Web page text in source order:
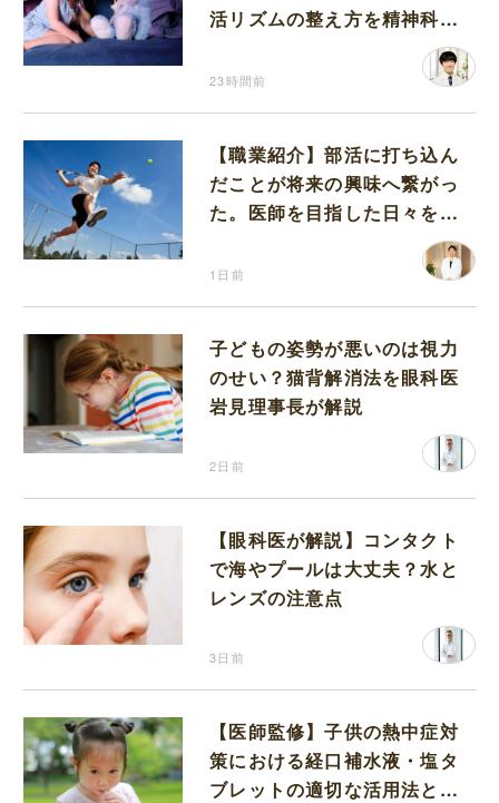
活リズムの整え方を精神科医
23時間前
【職業紹介】部活に打ち込ん
だことが将来の興味へ繋がっ
た。医師を目指した日々を振
1日前
子どもの姿勢が悪いのは視力
のせい？猫背解消法を眼科医
岩見理事長が解説
2日前
【眼科医が解説】コンタクト
で海やプールは大丈夫？水と
レンズの注意点
3日前
【医師監修】子供の熱中症対
策における経口補水液・塩タ
ブレットの適切な活用法と水